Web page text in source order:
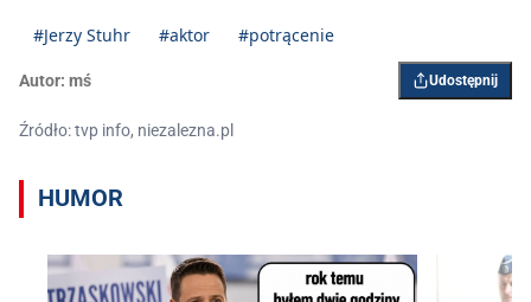
#Jerzy Stuhr #aktor #potrącenie
Autor: mś Udostępnij
Źródło: tvp info, niezalezna.pl
HUMOR